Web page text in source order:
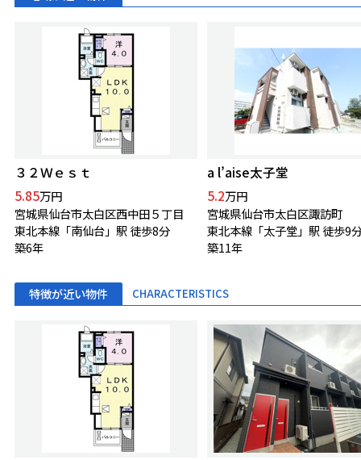
３２Ｗｅｓｔ
5.85万円
宮城県仙台市太白区西中田５丁目
東北本線「南仙台」駅 徒歩8分
築6年
a l’aise太子堂
5.2万円
宮城県仙台市太白区諏訪町
東北本線「太子堂」駅 徒歩9
築11年
特徴が近い物件 CHARACTERISTICS